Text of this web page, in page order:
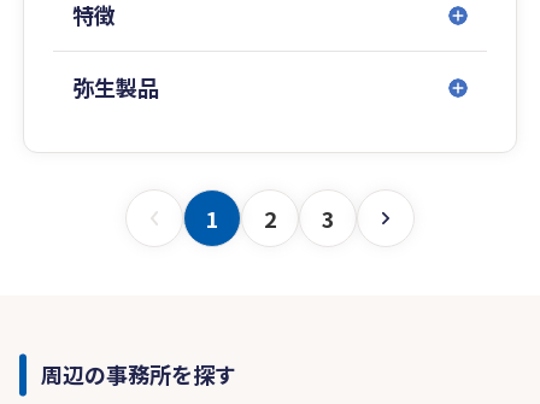
特徴
弥生製品
1 2 3
周辺の事務所を探す